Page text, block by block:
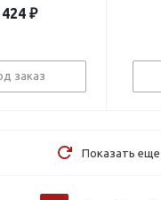
424 ₽
заказ
Показать еще